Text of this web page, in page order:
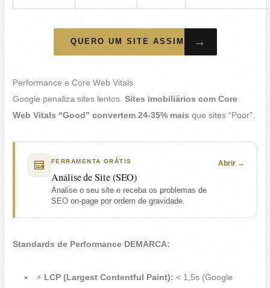
QUERO UM SITE ASSIM →
Performance e Core Web Vitals
Google penaliza sites lentos.Sites imobiliários com Core
Web Vitals “Good” convertem 24-35% mais que sites “Poor”.
FERRAMENTA GRÁTIS
Análise de Site (SEO)
Analise o seu site e receba os problemas de
SEO on-page por ordem de gravidade.
Abrir
Standards de Performance DEMARCA:
⚡ LCP (Largest Contentful Paint): < 1,5s (Google